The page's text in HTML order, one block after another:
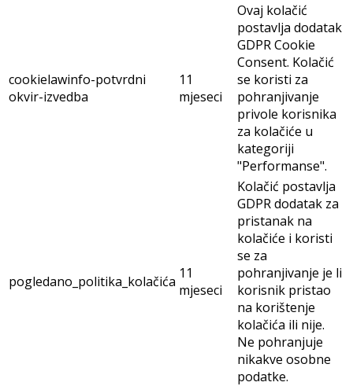
cookielawinfo-potvrdni
okvir-izvedba
11
mjeseci
Ovaj kolačić
postavlja dodatak
GDPR Cookie
Consent. Kolačić
se koristi za
pohranjivanje
privole korisnika
za kolačiće u
kategoriji
"Performanse".
pogledano_politika_kolačića 11
mjeseci
Kolačić postavlja
GDPR dodatak za
pristanak na
kolačiće i koristi
se za
pohranjivanje je li
korisnik pristao
na korištenje
kolačića ili nije.
Ne pohranjuje
nikakve osobne
podatke.